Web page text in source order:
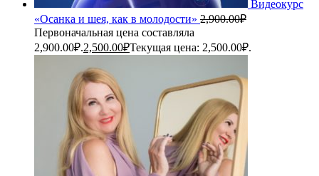
Видеокурс
«Осанка и шея, как в молодости» 2,900.00₽
Первоначальная цена составляла
2,900.00₽.2,500.00₽Текущая цена: 2,500.00₽.